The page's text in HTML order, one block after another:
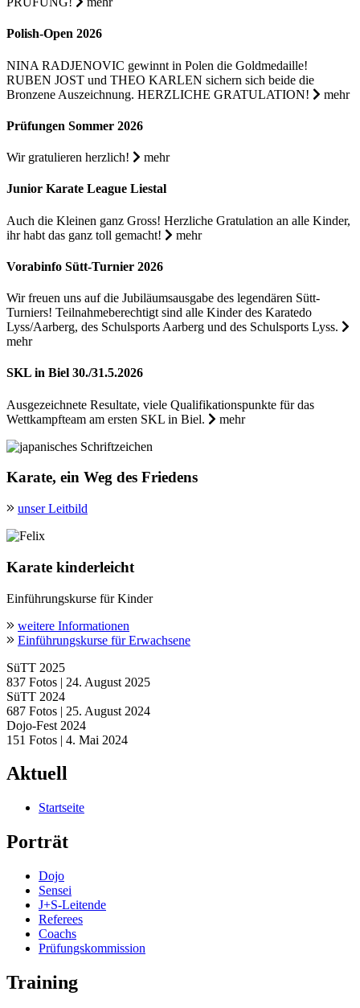
Polish-Open 2026
NINA RADJENOVIC gewinnt in Polen die Goldmedaille!
RUBEN JOST und THEO KARLEN sichern sich beide die
Bronzene Auszeichnung. HERZLICHE GRATULATION!
mehr
Prüfungen Sommer 2026
Wir gratulieren herzlich! mehr
Junior Karate League Liestal
Auch die Kleinen ganz Gross! Herzliche Gratulation an alle Kinder,
ihr habt das ganz toll gemacht!
mehr
Vorabinfo Sütt-Turnier 2026
Wir freuen uns auf die Jubiläumsausgabe des legendären Sütt-
Turniers! Teilnahmeberechtigt sind alle Kinder des Karatedo
Lyss/Aarberg, des Schulsports Aarberg und des Schulsports Lyss.
mehr
SKL in Biel 30./31.5.2026
Ausgezeichnete Resultate, viele Qualifikationspunkte für das
Wettkampfteam am ersten SKL in Biel.
mehr
Karate, ein Weg des Friedens
unser Leitbild
Karate kinderleicht
Einführungskurse für Kinder
weitere Informationen
Einführungskurse für Erwachsene
SüTT 2025
837 Fotos | 24. August 2025
SüTT 2024
687 Fotos | 25. August 2024
Dojo-Fest 2024
151 Fotos | 4. Mai 2024
Aktuell
Startseite
Porträt
Dojo
Sensei
J+S-Leitende
Referees
Coachs
Prüfungskommission
Training